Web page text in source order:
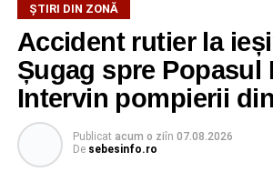
Festivalul este organizat de
Liberi, în parteneriat cuPrimăria
Ordinul Cetății Mühlbach, iar
gratuit pe întreaga durată a manifestării.
Cetatea Greavilor și zona centrală
transformate într-un spațiu dedicat
ȘTIRI DIN ZONĂ
Accident rutier la
Șugag spre Popasul
Intervin pompierii
Publicat acum o ziîn 07.08.2026
De sebesinfo.ro